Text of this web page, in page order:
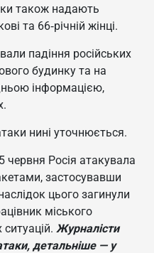
також надають
та 66‑річній жінці.
падіння російських
будинку та на
інформацією,
нині уточнюється.
Росія атакувала
застосувавши
цього загинули
міського
Журналісти
детальніше — у